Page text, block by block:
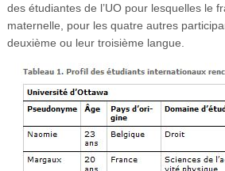
des étudiantes de l’UO pour lesquelles le
maternelle, pour les quatre autres
deuxième ou leur troisième langue.